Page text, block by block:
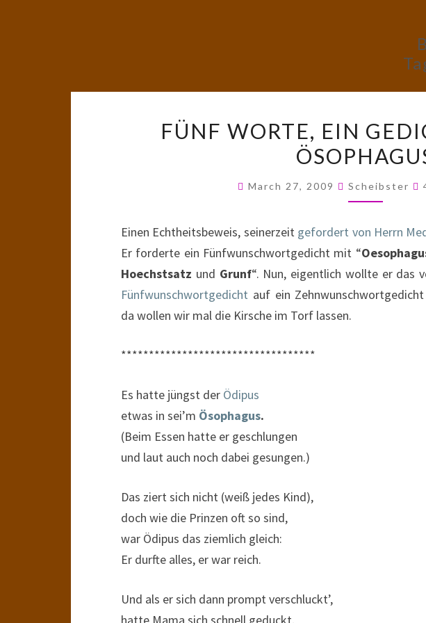
WORTE,
EIN
ÖDIPUS’
FÜNF WORTE, EIN
March 27, 2009 Scheibster
Einen Echtheitsbeweis, seinerzeit gefordert von Herrn
Er forderte ein Fünfwunschwortgedicht mit “
Hoechstsatz und Grunf“. Nun, eigentlich wollte er das
Fünfwunschwortgedicht auf ein
da wollen wir mal die Kirsche im Torf lassen.
***********************************
Es hatte jüngst der Ödipus
etwas in sei’m Ösophagus.
(Beim Essen hatte er geschlungen
und laut auch noch dabei gesungen.)
Das ziert sich nicht (weiß jedes Kind),
doch wie die Prinzen oft so sind,
war Ödipus das ziemlich gleich:
Er durfte alles, er war reich.
Und als er sich dann prompt verschluckt’,